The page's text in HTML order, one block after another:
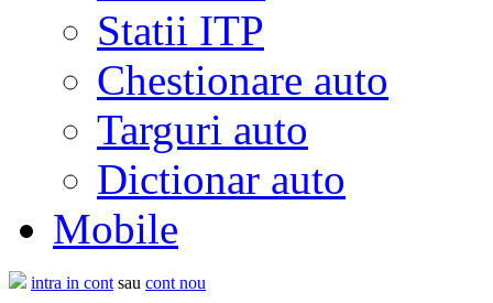
Statii ITP
Chestionare auto
Targuri auto
Dictionar auto
Mobile
intra in cont sau cont nou